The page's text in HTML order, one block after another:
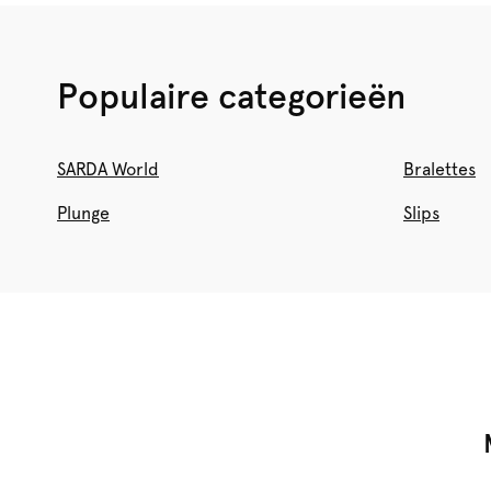
Populaire categorieën
SARDA World Bralettes
Plunge Slips